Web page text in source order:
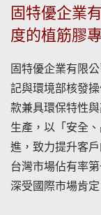
固特優企業
度的植筋膠
固特優企業有限
記與環境部核發
款兼具環保特性
生產，以「安全
進，致力提升客
台灣市場佔有率
深受國際市場肯